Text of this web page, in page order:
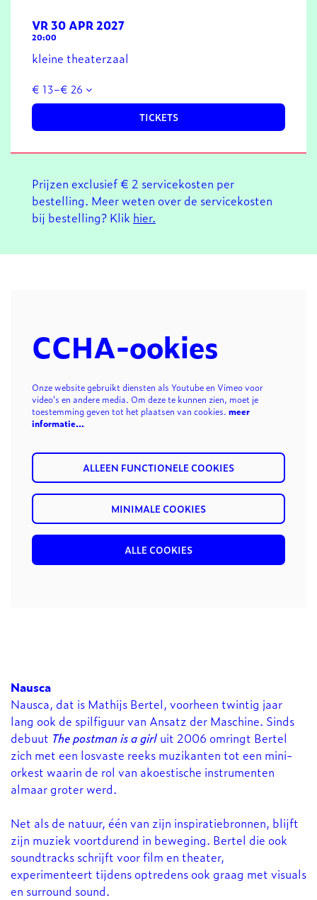
VR 30 APR 2027
20:00
kleine theaterzaal
€ 13–€ 26
TICKETS
Prijzen exclusief € 2 servicekosten per
bestelling. Meer weten over de servicekosten
bij bestelling? Klik hier.
CCHA-ookies
Onze website gebruikt diensten als Youtube en Vimeo voor
video's en andere media. Om deze te kunnen zien, moet je
toestemming geven tot het plaatsen van cookies. meer
informatie…
ALLEEN FUNCTIONELE COOKIES
MINIMALE COOKIES
ALLE COOKIES
Nausca
Nausca, dat is Mathijs Bertel, voorheen twintig jaar
lang ook de spilfiguur van Ansatz der Maschine. Sinds
debuut The postman is a girl uit 2006 omringt Bertel
zich met een losvaste reeks muzikanten tot een mini-
orkest waarin de rol van akoestische instrumenten
almaar groter werd.
Net als de natuur, één van zijn inspiratiebronnen, blijft
zijn muziek voortdurend in beweging. Bertel die ook
soundtracks schrijft voor film en theater,
experimenteert tijdens optredens ook graag met visuals
en surround sound.